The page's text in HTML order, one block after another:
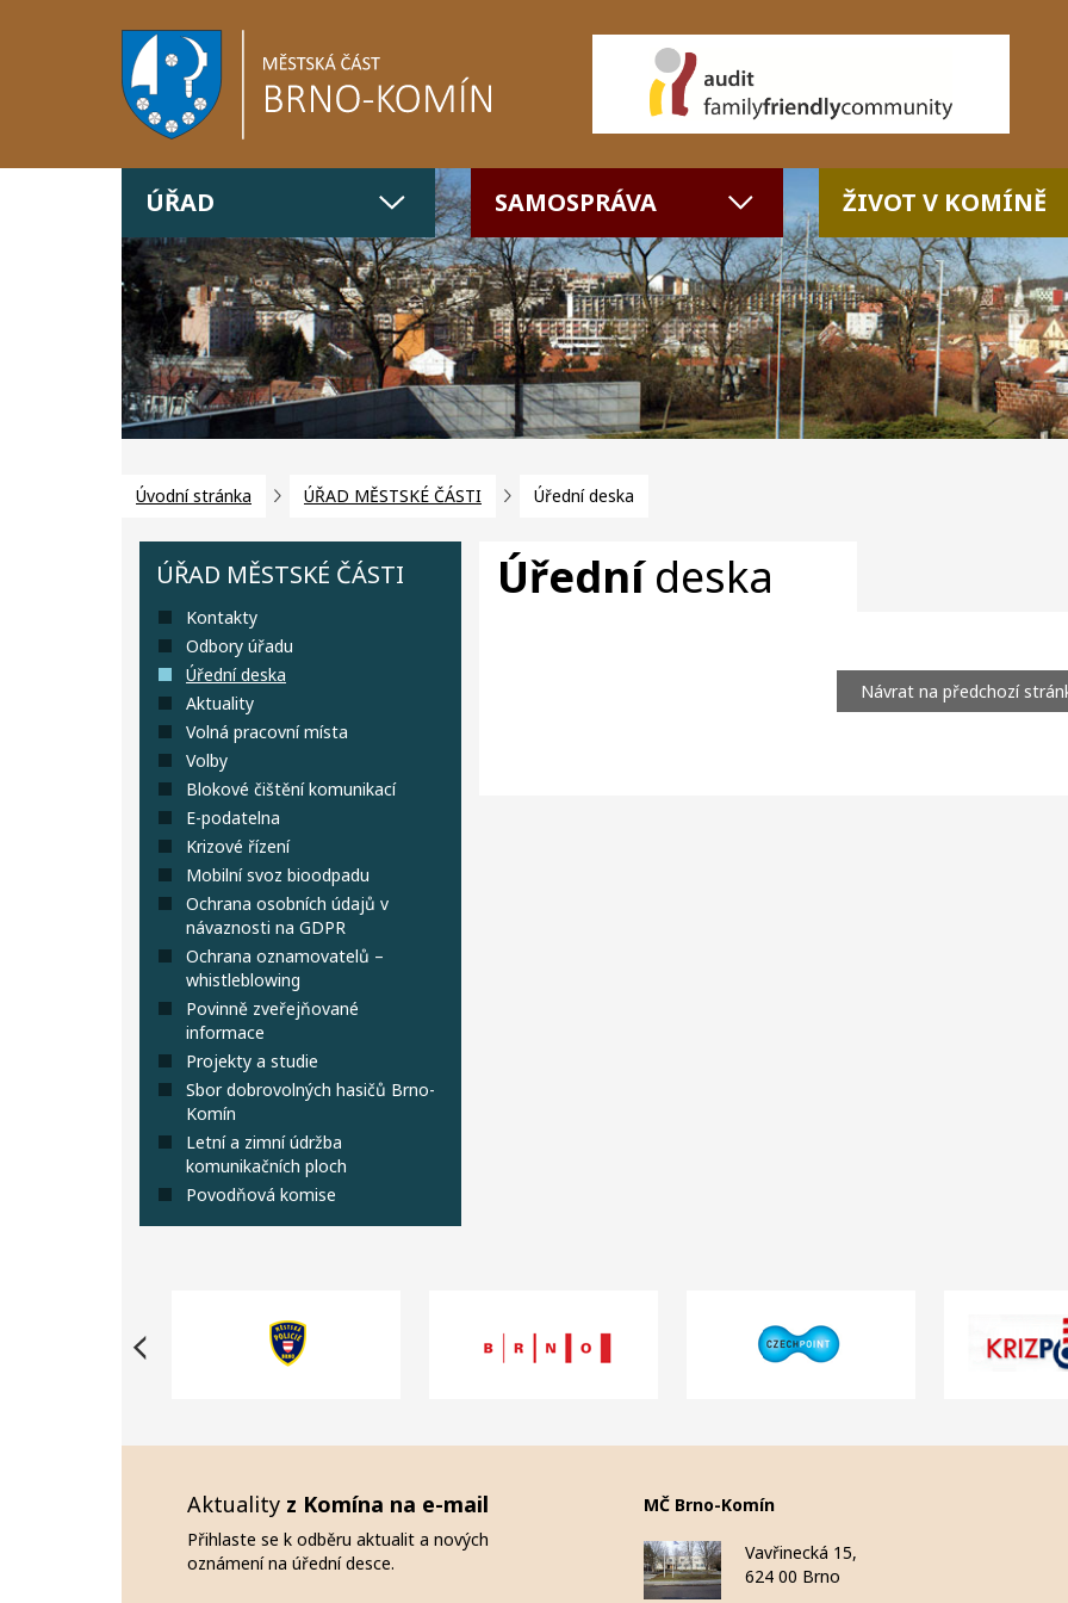
ÚŘAD SAMOSPRÁVA ŽIVOT V KOMÍNĚ
Úvodní stránka ÚŘAD MĚSTSKÉ ČÁSTI Úřední deska
Úřednídeska
Návrat na předchozí
ÚŘAD MĚSTSKÉ ČÁSTI
Kontakty
Odbory úřadu
Úřední deska
Aktuality
Volná pracovní místa
Volby
Blokové čištění komunikací
E-podatelna
Krizové řízení
Mobilní svoz bioodpadu
Ochrana osobních údajů v
návaznosti na GDPR
Ochrana oznamovatelů –
whistleblowing
Povinně zveřejňované
informace
Projekty a studie
Sbor dobrovolných hasičů Brno-
Komín
Letní a zimní údržba
komunikačních ploch
Povodňová komise
Aktuality z Komína na e-mail
Přihlaste se k odběru aktualit a nových
oznámení na úřední desce.
MČ Brno-Komín
Vavřinecká 15,
624 00 Brno